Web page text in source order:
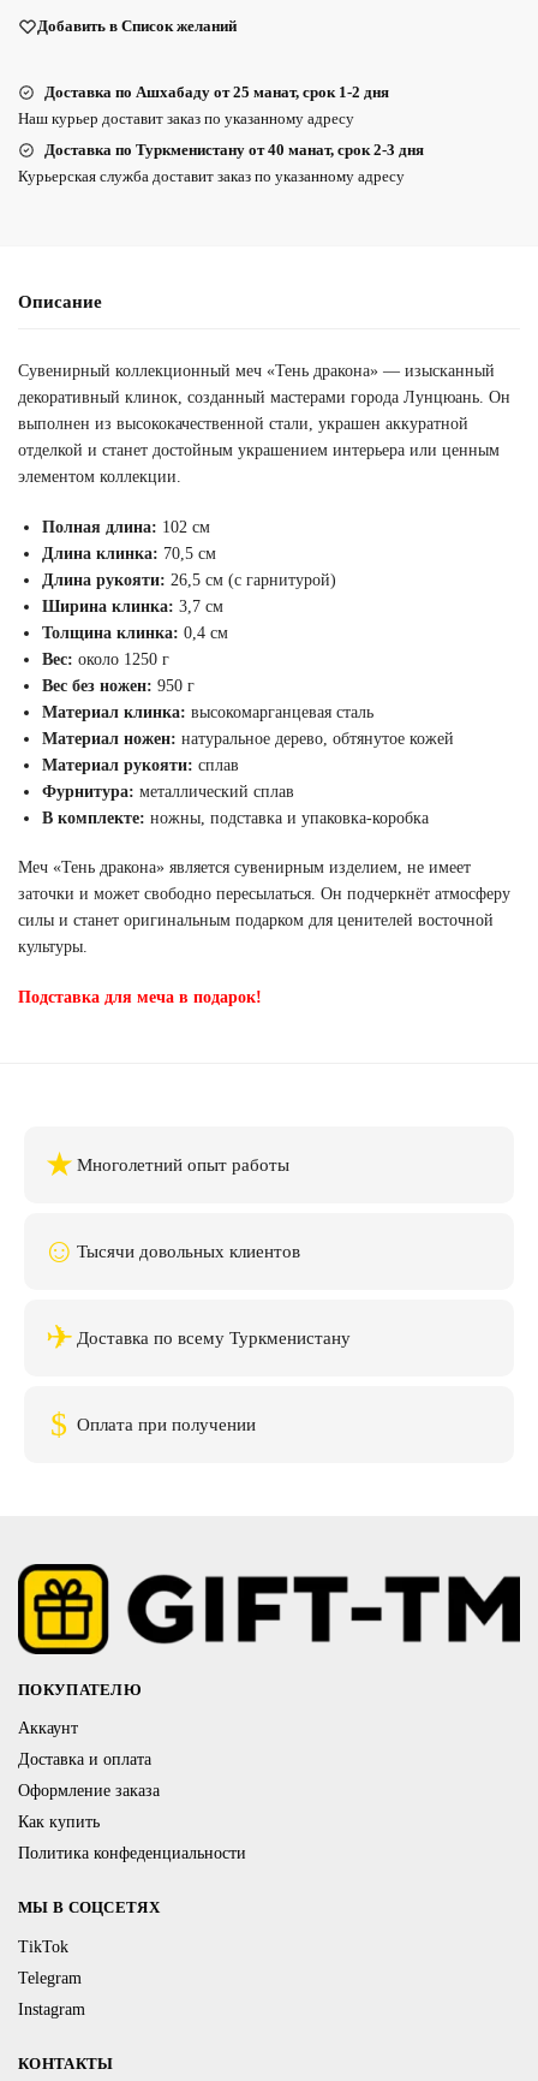
Добавить в Список желаний
Доставка по Ашхабаду от 25 манат, срок 1-2 дня
Наш курьер доставит заказ по указанному адресу
Доставка по Туркменистану от 40 манат, срок 2-3 дня
Курьерская служба доставит заказ по указанному адресу
Описание
Сувенирный коллекционный меч «Тень дракона» — изысканный
декоративный клинок, созданный мастерами города Лунцюань. Он
выполнен из высококачественной стали, украшен аккуратной
отделкой и станет достойным украшением интерьера или ценным
элементом коллекции.
Полная длина: 102 см
Длина клинка: 70,5 см
Длина рукояти: 26,5 см (с гарнитурой)
Ширина клинка: 3,7 см
Толщина клинка: 0,4 см
Вес: около 1250 г
Вес без ножен: 950 г
Материал клинка: высокомарганцевая сталь
Материал ножен: натуральное дерево, обтянутое кожей
Материал рукояти: сплав
Фурнитура: металлический сплав
В комплекте: ножны, подставка и упаковка-коробка
Меч «Тень дракона» является сувенирным изделием, не имеет
заточки и может свободно пересылаться. Он подчеркнёт атмосферу
силы и станет оригинальным подарком для ценителей восточной
культуры.
Подставка для меча в подарок!
★ Многолетний опыт работы
☺ Тысячи довольных клиентов
✈ Доставка по всему Туркменистану
$ Оплата при получении
ПОКУПАТЕЛЮ
Аккаунт
Доставка и оплата
Оформление заказа
Как купить
Политика конфеденциальности
МЫ В СОЦСЕТЯХ
TikTok
Telegram
Instagram
КОНТАКТЫ